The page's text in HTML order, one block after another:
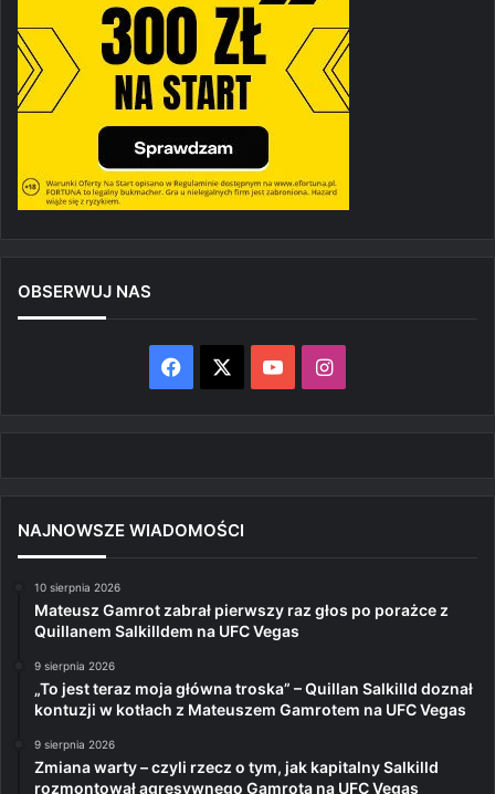
OBSERWUJ NAS
Facebook YouTubeInstagram
NAJNOWSZE WIADOMOŚCI
10 sierpnia 2026
Mateusz Gamrot zabrał pierwszy raz głos po porażce z
Quillanem Salkilldem na UFC Vegas
9 sierpnia 2026
„To jest teraz moja główna troska” – Quillan Salkilld doznał
kontuzji w kotłach z Mateuszem Gamrotem na UFC Vegas
9 sierpnia 2026
Zmiana warty – czyli rzecz o tym, jak kapitalny Salkilld
rozmontował agresywnego Gamrota na UFC Vegas